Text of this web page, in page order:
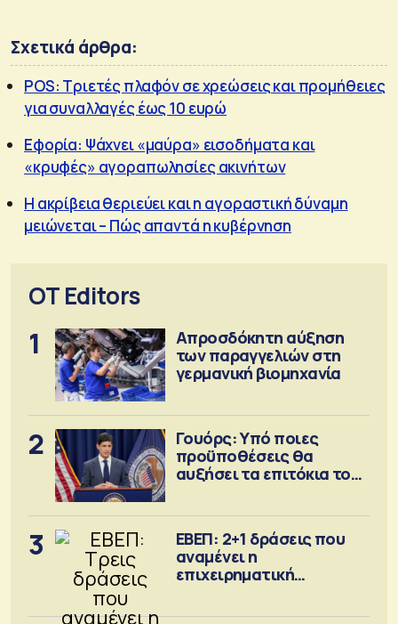
Σχετικά άρθρα:
POS: Τριετές πλαφόν σε χρεώσεις και προμήθειες
για συναλλαγές έως 10 ευρώ
Εφορία: Ψάχνει «μαύρα» εισοδήματα και
«κρυφές» αγοραπωλησίες ακινήτων
Η ακρίβεια θεριεύει και η αγοραστική δύναμη
μειώνεται – Πώς απαντά η κυβέρνηση
OT Editors
1
Απροσδόκητη αύξηση
των παραγγελιών στη
γερμανική βιομηχανία
2
Γουόρς: Υπό ποιες
προϋποθέσεις θα
αυξήσει τα επιτόκια τον
3
ΕΒΕΠ: 2+1 δράσεις που
αναμένει η
επιχειρηματική